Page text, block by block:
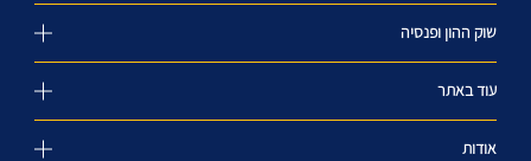
שוק ההון ופנסיה
עוד באתר
אודות